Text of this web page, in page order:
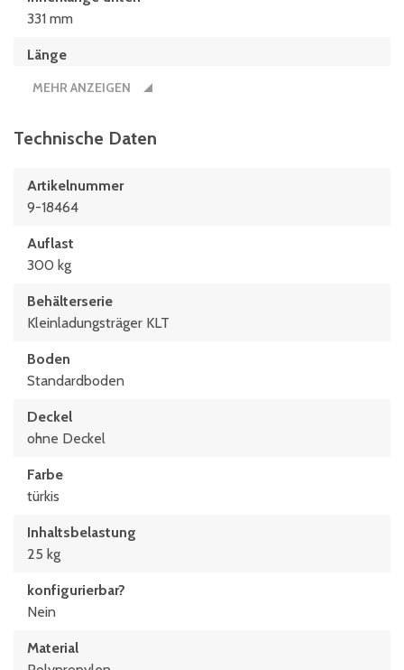
331 mm
Länge
MEHR ANZEIGEN
Technische Daten
Artikelnummer
9-18464
Auflast
300 kg
Behälterserie
Kleinladungsträger KLT
Boden
Standardboden
Deckel
ohne Deckel
Farbe
türkis
Inhaltsbelastung
25 kg
konfigurierbar?
Nein
Material